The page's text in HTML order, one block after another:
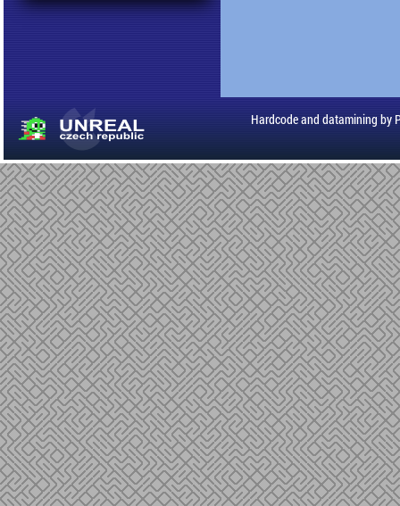
Hardcode and datamining by